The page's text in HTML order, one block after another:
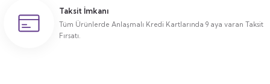
Taksit İmkanı
Tüm Ürünlerde Anlaşmalı Kredi Kartlarında 9 aya varan Taksit
Fırsatı.